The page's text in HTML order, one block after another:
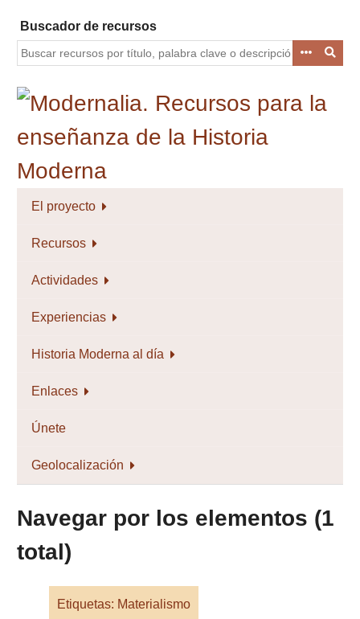
contenido
principal
Buscador de recursos
El proyecto
Recursos
Actividades
Experiencias
Historia Moderna al día
Enlaces
Únete
Geolocalización
Navegar por los elementos (1
total)
Etiquetas: Materialismo